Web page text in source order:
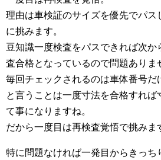
理由は車検証のサイズを優先でパス
に挑みます。
豆知識一度検査をパスできれば次か
査合格となっているので問題ありま
毎回チェックされるのは車体番号だ
と言うことは一度寸法を合格すれば
て事になりますね。
だから一度目は再検査覚悟で挑みま
特に問題なければ一発目からきっち